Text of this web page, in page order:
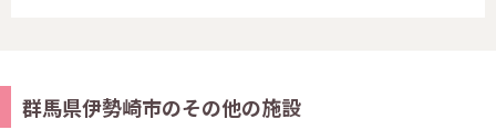
群馬県伊勢崎市のその他の施設